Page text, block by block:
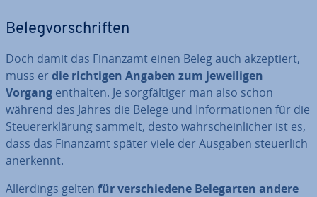
Be­leg­vor­schrif­ten
Doch damit das Finanzamt einen Beleg auch ak­zep­tiert,
muss er die richtigen Angaben zum je­wei­li­gen
Vorgang enthalten. Je sorg­fäl­ti­ger man also schon
während des Jahres die Belege und In­for­ma­tio­nen für die
Steu­er­erklä­rung sammelt, desto wahr­schein­li­cher ist es,
dass das Finanzamt später viele der Ausgaben steu­er­lich
anerkennt.
Al­ler­dings gelten für ver­schie­de­ne Be­leg­ar­ten andere